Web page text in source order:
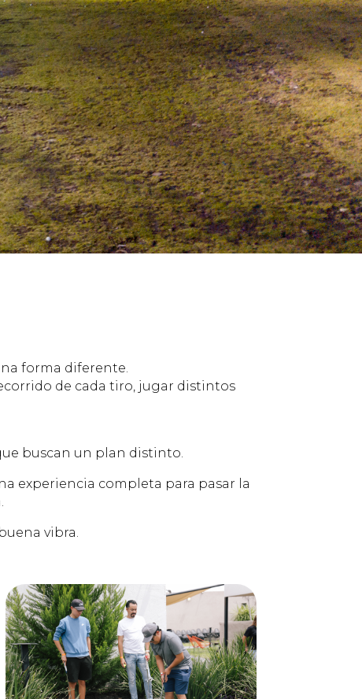
forma diferente.
de cada tiro, jugar distintos
buscan un plan distinto.
experiencia completa para pasar la
vibra.